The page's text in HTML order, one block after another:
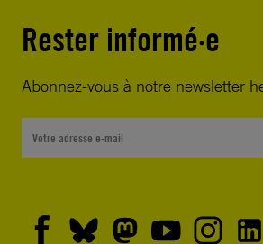
Rester informé·e
Abonnez-vous à notre newsletter